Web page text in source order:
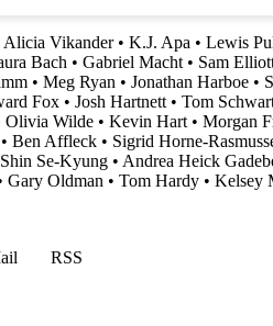
Alicia Vikander• K.J. Apa • Lewis
Bach • Gabriel Macht • Sam
• Meg Ryan • Jonathan Harboe •
Fox • Josh Hartnett • Tom
Olivia Wilde • Kevin Hart • Morgan
• Ben Affleck • Sigrid Horne-
Shin Se-Kyung • Andrea Heick
Gary Oldman • Tom Hardy • Kelsey
RSS